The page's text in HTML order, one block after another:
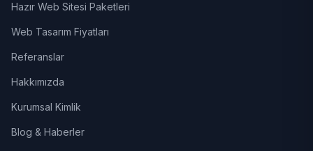
Hazır Web Sitesi Paketleri
Web Tasarım Fiyatları
Referanslar
Hakkımızda
Kurumsal Kimlik
Blog & Haberler